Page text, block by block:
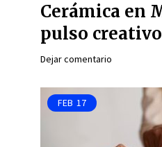
Cerámica en
pulso
Dejar comentario
FEB 17